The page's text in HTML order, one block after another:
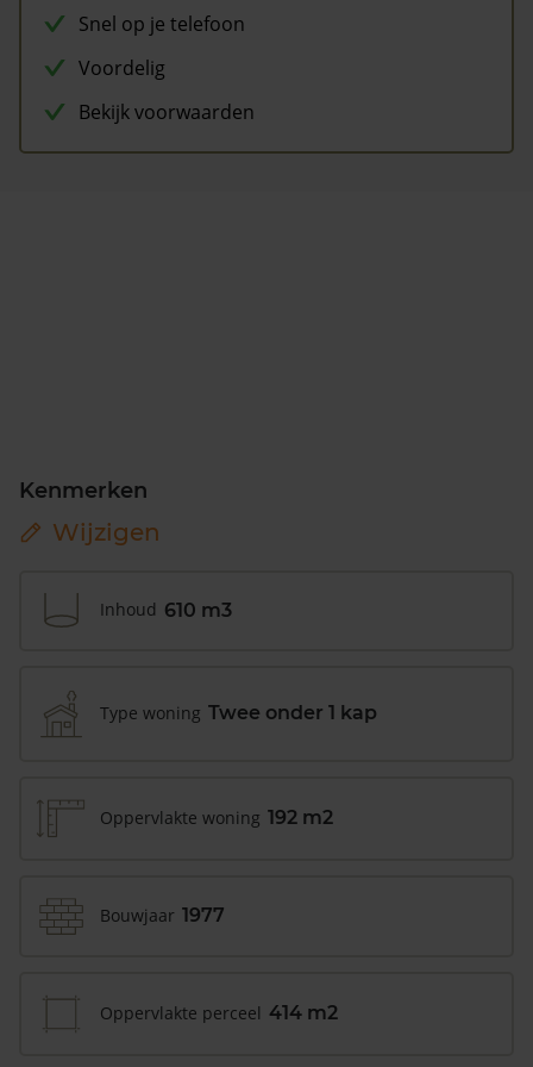
Snel op je telefoon
Voordelig
Bekijk voorwaarden
Kenmerken
Wijzigen
Inhoud 610 m3
Type woning Twee onder 1 kap
Oppervlakte woning 192 m2
Bouwjaar 1977
Oppervlakte perceel 414 m2